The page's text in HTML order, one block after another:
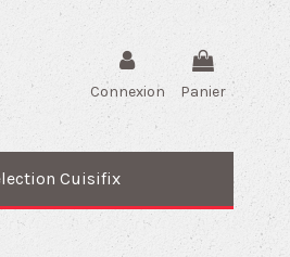
Connexion Panier
Cuisifix